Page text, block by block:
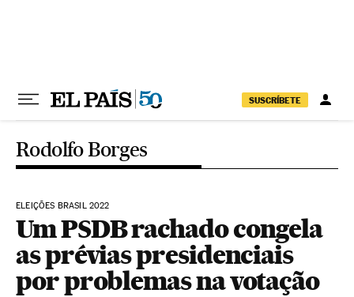
SUSCRÍBETE
Rodolfo Borges
ELEIÇÕES BRASIL 2022
Um PSDB rachado congela
as prévias presidenciais
por problemas na votação